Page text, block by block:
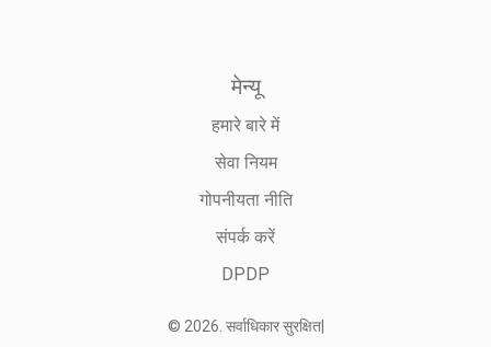
मेन्यू
हमारे बारे में
सेवा नियम
गोपनीयता नीति
संपर्क करें
DPDP
© 2026. सर्वाधिकार सुरक्षित|